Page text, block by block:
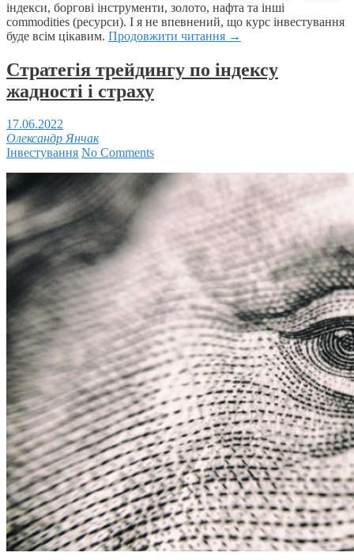
індекси, боргові інструменти, золото, нафта та інші
commodities (ресурси). І я не впевнений, що курс інвестування
буде всім цікавим. Продовжити читання →
Стратегія трейдингу по індексу
жадності і страху
17.06.2022
Олександр Янчак
Інвестування No Comments